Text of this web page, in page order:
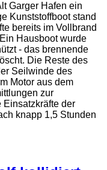
Garger Hafen ein
Kunststoffboot stand
bereits im Vollbrand
Hausboot wurde
- das brennende
Die Reste des
Seilwinde des
Motor aus dem
zur
Einsatzkräfte der
knapp 1,5 Stunden